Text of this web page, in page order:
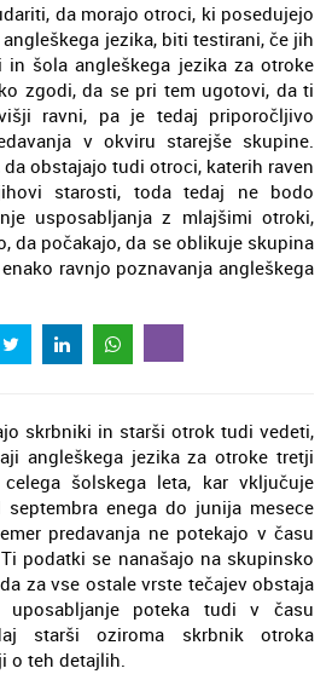
da morajo otroci, ki posedujejo
jezika, biti testirani, če jih
šola angleškega jezika za otroke
zgodi, da se pri tem ugotovi, da ti
ravni, pa je tedaj priporočljivo
v okviru starejše skupine.
obstajajo tudi otroci, katerih raven
starosti, toda tedaj ne bodo
usposabljanja z mlajšimi otroki,
da počakajo, da se oblikuje skupina
ravnjo poznavanja angleškega
skrbniki in starši otrok tudi vedeti,
angleškega jezika za otroke tretji
šolskega leta, kar vključuje
septembra enega do junija mesece
predavanja ne potekajo v času
podatki se nanašajo na skupinsko
za vse ostale vrste tečajev obstaja
uposabljanje poteka tudi v času
starši oziroma skrbnik otroka
o teh detajlih.